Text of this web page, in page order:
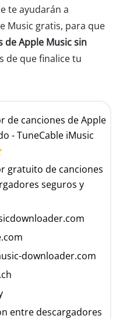
te ayudarán a
Music gratis, para que
Apple Music sin
de que finalice tu
de canciones de Apple
- TuneCable iMusic
gratuito de canciones
seguros y
downloader.com
entre descargadores